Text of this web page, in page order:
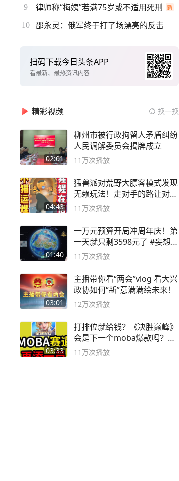
9 律师称“梅姨”若满75岁或不适用死刑
10 邵永灵：俄军终于打了场漂亮的反击
扫码下载今日头条APP
看最新、最热资讯内容
精彩视频 换一换
02:01
柳州市被行政拘留人矛盾纠纷
人民调解委员会揭牌成立
11万次播放
04:43
猛兽派对荒野大膘客模式发现
无赖玩法！走对手的路让对手
无路可走
11万次播放
01:40
一万元预算开局冲周年庆！第
一天就只剩3598元了 #妄想山
海
11万次播放
03:01
主播带你看“两会”vlog 看大兴
政协如何“新”意满满绘未来！
12万次播放
03:33
打排位就给钱？《决胜巅峰》
会是下一个moba爆款吗？#
决胜巅峰
11万次播放